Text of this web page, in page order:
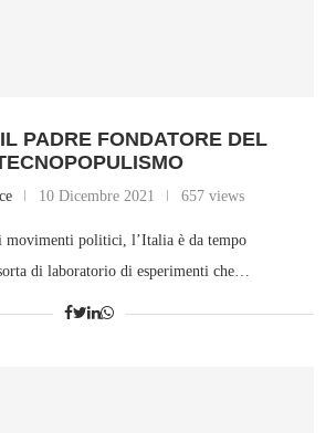
PADRE FONDATORE DEL
10 Dicembre 2021 657 views
movimenti politici, l’Italia è da tempo
di laboratorio di esperimenti che…